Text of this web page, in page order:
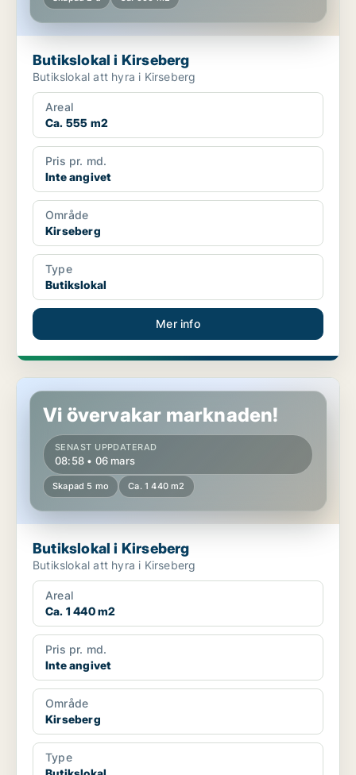
Butikslokal i Kirseberg
Butikslokal att hyra i Kirseberg
Areal
Ca. 555 m2
Pris pr. md.
Inte angivet
Område
Kirseberg
Type
Butikslokal
Mer info
Butikslokal i Kirseberg
Vi övervakar marknaden!
SENAST UPPDATERAD
08:58 • 06 mars
Skapad 5 mo Ca. 1 440 m2
Butikslokal i Kirseberg
Butikslokal att hyra i Kirseberg
Areal
Ca. 1 440 m2
Pris pr. md.
Inte angivet
Område
Kirseberg
Type